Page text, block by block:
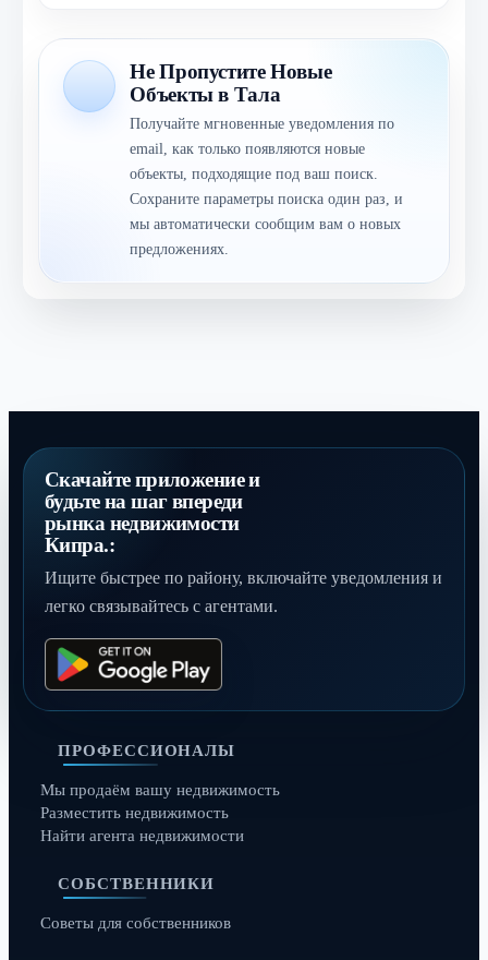
Не Пропустите Новые
Объекты в Тала
Получайте мгновенные уведомления по
email, как только появляются новые
объекты, подходящие под ваш поиск.
Сохраните параметры поиска один раз, и
мы автоматически сообщим вам о новых
предложениях.
Скачайте приложение и
будьте на шаг впереди
рынка недвижимости
Кипра.:
Ищите быстрее по району, включайте уведомления и
легко связывайтесь с агентами.
ПРОФЕССИОНАЛЫ
Мы продаём вашу недвижимость
Разместить недвижимость
Найти агента недвижимости
СОБСТВЕННИКИ
Советы для собственников